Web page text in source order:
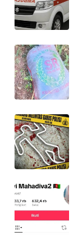
WAHANANEWS
CO ID
WAHANANEWS
NET
WAHANA
WAHANA
UMKM
WAHANA
SELEB